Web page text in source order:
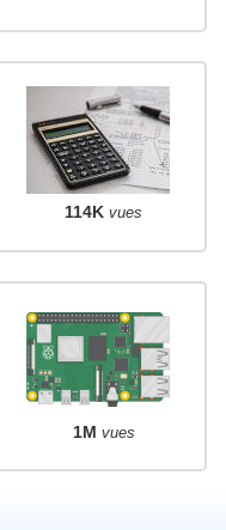
114K vues
1M vues